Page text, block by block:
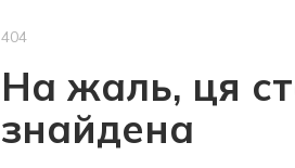
404
На жаль, ця
знайдена